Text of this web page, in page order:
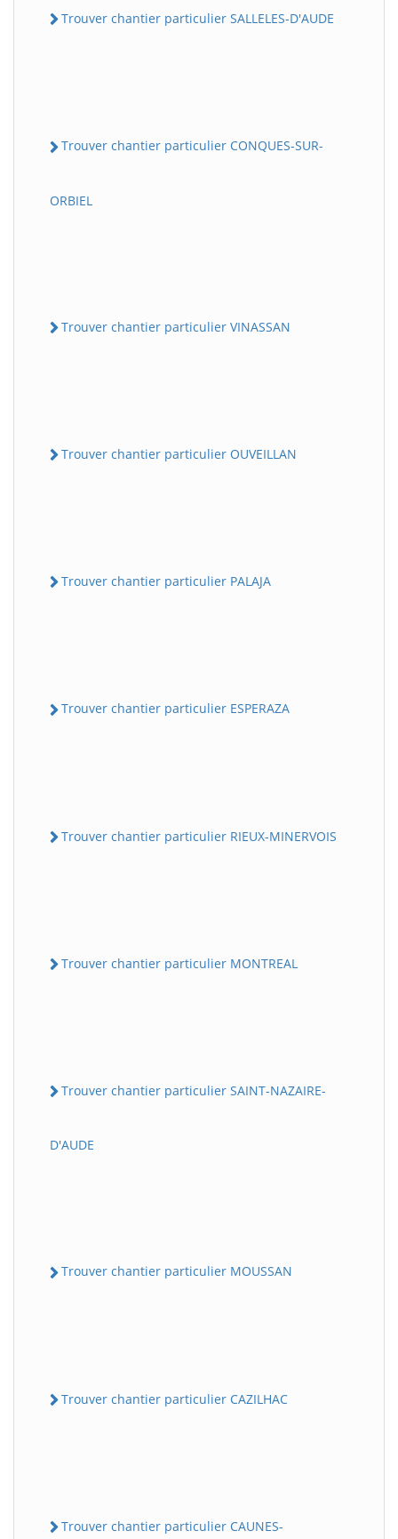
Trouver chantier particulier SALLELES-D'AUDE
Trouver chantier particulier CONQUES-SUR-
ORBIEL
Trouver chantier particulier VINASSAN
Trouver chantier particulier OUVEILLAN
Trouver chantier particulier PALAJA
Trouver chantier particulier ESPERAZA
Trouver chantier particulier RIEUX-MINERVOIS
Trouver chantier particulier MONTREAL
Trouver chantier particulier SAINT-NAZAIRE-
D'AUDE
Trouver chantier particulier MOUSSAN
Trouver chantier particulier CAZILHAC
Trouver chantier particulier CAUNES-